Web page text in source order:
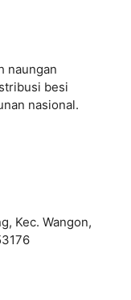
naungan
besi
nasional.
Kec. Wangon,